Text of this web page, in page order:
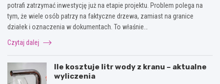
potrafi zatrzymać inwestycję już na etapie projektu. Problem polega na
tym, że wiele osób patrzy na faktyczne drzewa, zamiast na granice
działek i oznaczenia w dokumentach. To właśnie…
Czytaj dalej
Ile kosztuje litr wody z kranu – aktualne
wyliczenia